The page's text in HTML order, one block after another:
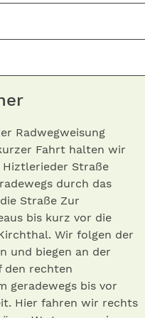
Radwegweisung
Fahrt halten wir
Straße
durch das
Straße Zur
bis kurz vor die
Wir folgen der
und biegen an der
den rechten
geradewegs bis vor
Hier fahren wir rechts